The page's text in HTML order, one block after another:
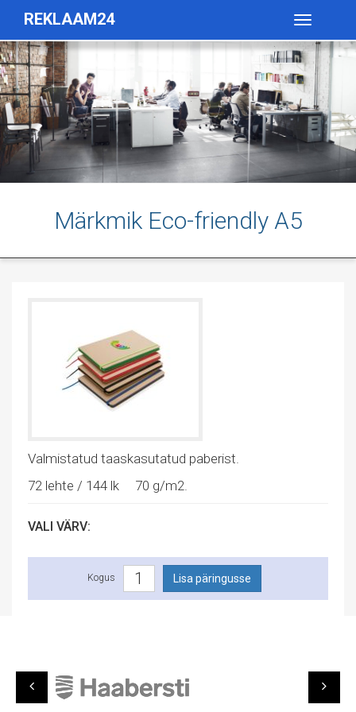
REKLAAM24
Toggle
Märkmik Eco-friendly A5
Valmistatud taaskasutatud paberist.
72 lehte / 144 lk 70 g/m2.
VALI VÄRV:
Kogus